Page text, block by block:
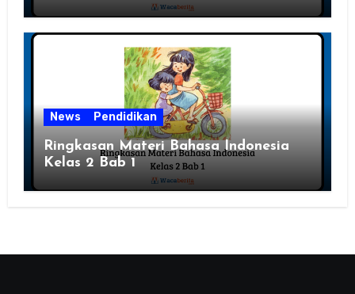
News Pendidikan
Ringkasan Materi Bahasa Indonesia
Kelas 2 Bab 1